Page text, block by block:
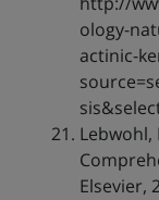
ology-
actinic-
Lebwohl,
Elsevier,